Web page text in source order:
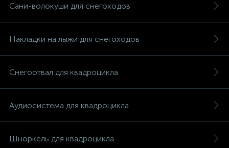
Сани-волокуши для снегоходов
Накладки на лыжи для снегоходов
Снегоотвал для квадроцикла
Аудиосистема для квадроцикла
Шноркель для квадроцикла